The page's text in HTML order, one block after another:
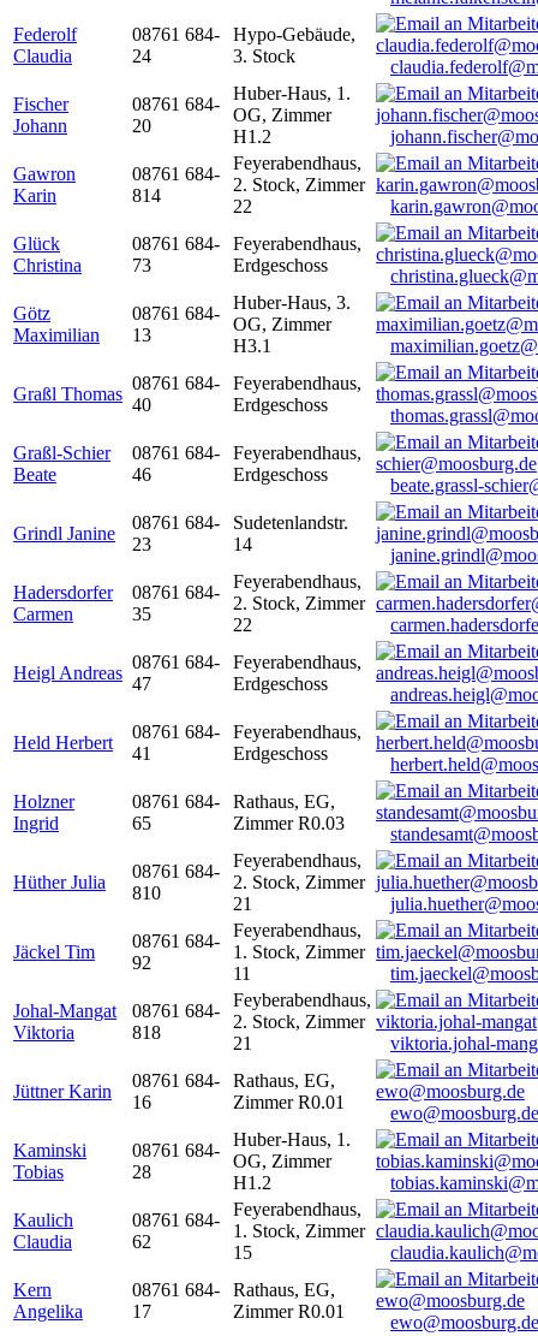
Federolf
Claudia
08761 684-
24
Hypo-Gebäude,
3. Stock
Fischer
Johann
08761 684-
20
Huber-Haus, 1.
OG, Zimmer
H1.2
Gawron
Karin
08761 684-
814
Feyerabendhaus,
2. Stock, Zimmer
22
Glück
Christina
08761 684-
73
Feyerabendhaus,
Erdgeschoss
Götz
Maximilian
08761 684-
13
Huber-Haus, 3.
OG, Zimmer
H3.1
Graßl Thomas
08761 684-
40
Feyerabendhaus,
Erdgeschoss
Graßl-Schier
Beate
08761 684-
46
Feyerabendhaus,
Erdgeschoss
beate.grassl-
Grindl Janine
08761 684-
23
Sudetenlandstr.
14
Hadersdorfer
Carmen
08761 684-
35
Feyerabendhaus,
2. Stock, Zimmer
22
Heigl Andreas
08761 684-
47
Feyerabendhaus,
Erdgeschoss
Held Herbert
08761 684-
41
Feyerabendhaus,
Erdgeschoss
Holzner
Ingrid
08761 684-
65
Rathaus, EG,
Zimmer R0.03
Hüther Julia
08761 684-
810
Feyerabendhaus,
2. Stock, Zimmer
21
Jäckel Tim
08761 684-
92
Feyerabendhaus,
1. Stock, Zimmer
11
Johal-Mangat
Viktoria
08761 684-
818
Feyberabendhaus,
2. Stock, Zimmer
21
viktoria.johal-
Jüttner Karin
08761 684-
16
Rathaus, EG,
Zimmer R0.01
ewo@moosburg.de
Kaminski
Tobias
08761 684-
28
Huber-Haus, 1.
OG, Zimmer
H1.2
Kaulich
Claudia
08761 684-
62
Feyerabendhaus,
1. Stock, Zimmer
15
Kern
Angelika
08761 684-
17
Rathaus, EG,
Zimmer R0.01
ewo@moosburg.de